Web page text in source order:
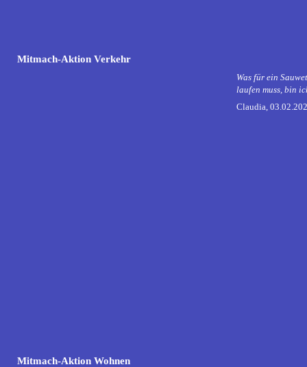
Mitmach-Aktion Verkehr
Was für ein
laufen muss, bin
Claudia,
Mitmach-Aktion Wohnen